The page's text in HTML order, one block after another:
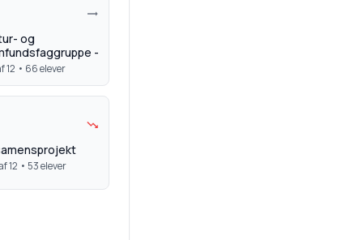
og
-
12 • 66elever
12 • 53elever